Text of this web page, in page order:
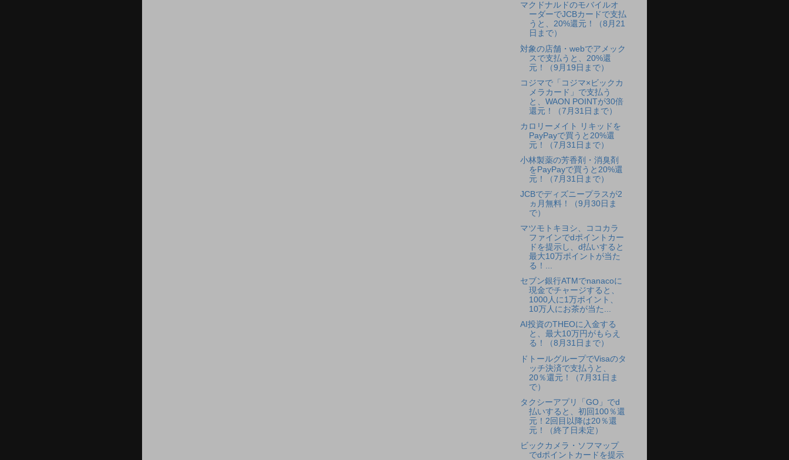
マクドナルドのモバイルオ
ーダーでJCBカードで支払
うと、20%還元！（8月21
日まで）
対象の店舗・webでアメック
スで支払うと、20%還
元！（9月19日まで）
コジマで「コジマ×ビックカ
メラカード」で支払う
と、WAON POINTが30倍
還元！（7月31日まで）
カロリーメイト リキッドを
PayPayで買うと20%還
元！（7月31日まで）
小林製薬の芳香剤・消臭剤
をPayPayで買うと20%還
元！（7月31日まで）
JCBでディズニープラスが2
ヵ月無料！（9月30日ま
で）
マツモトキヨシ、ココカラ
ファインでdポイントカー
ドを提示し、d払いすると
最大10万ポイントが当た
る！...
セブン銀行ATMでnanacoに
現金でチャージすると、
1000人に1万ポイント、
10万人にお茶が当た...
AI投資のTHEOに入金する
と、最大10万円がもらえ
る！（8月31日まで）
ドトールグループでVisaのタ
ッチ決済で支払うと、
20％還元！（7月31日ま
で）
タクシーアプリ「GO」でd
払いすると、初回100％還
元！2回目以降は20％還
元！（終了日未定）
ビックカメラ・ソフマップ
でdポイントカードを提示